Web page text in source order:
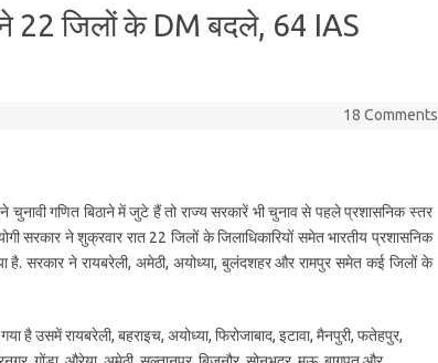
22 जिलों के DM बदले, 64 IAS
18 Comments
गणित बिठाने में जुटे हैं तो राज्य सरकारें भी चुनाव से पहले प्रशासनिक स्तर
सरकार ने शुक्रवार रात 22 जिलों के जिलाधिकारियों समेत भारतीय प्रशासनिक
सरकार ने रायबरेली, अमेठी, अयोध्या, बुलंदशहर और रामपुर समेत कई जिलों के
है उसमें रायबरेली, बहराइच, अयोध्या, फिरोजाबाद, इटावा, मैनपुरी, फतेहपुर,